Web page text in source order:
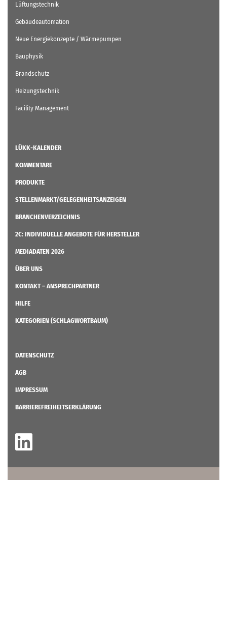
Lüftungstechnik
Gebäudeautomation
Neue Energiekonzepte / Wärmepumpen
Bauphysik
Brandschutz
Heizungstechnik
Facility Management
LÜKK-KALENDER
KOMMENTARE
PRODUKTE
STELLENMARKT/GELEGENHEITSANZEIGEN
BRANCHENVERZEICHNIS
2C: INDIVIDUELLE ANGEBOTE FÜR HERSTELLER
MEDIADATEN 2026
ÜBER UNS
KONTAKT – ANSPRECHPARTNER
HILFE
KATEGORIEN (SCHLAGWORTBAUM)
DATENSCHUTZ
AGB
IMPRESSUM
BARRIEREFREIHEITSERKLÄRUNG